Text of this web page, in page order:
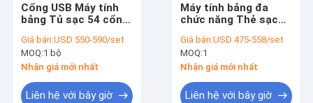
Cổng USB Máy tính
bảng Tủ sạc 54 cổng
Giá bán:USD 550-590/set
MOQ:1 bộ
Nhận giá mới nhất
Liên hệ với bây giờ
Máy tính bảng đa
chức năng Thẻ sạc
Giá bán:USD 475-558/set
MOQ:1
Nhận giá mới nhất
Liên hệ với bây giờ